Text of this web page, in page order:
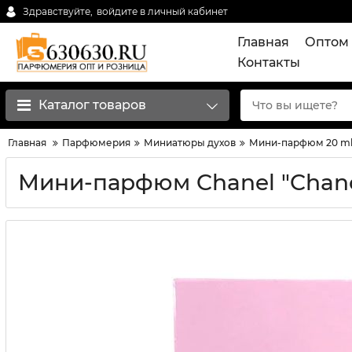
Здравствуйте, войдите в личный кабинет
Главная
Оптом
Контакты
Каталог товаров
Главная Парфюмерия Миниатюры духов Мини-парфюм 20
Мини-парфюм Chanel